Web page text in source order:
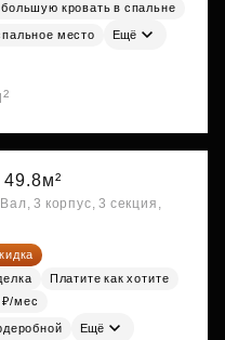
кровать в спальне
место Ещё
49.8м²
3 корпус, 3 секция,
Платите как хотите
₽/мес
Ещё